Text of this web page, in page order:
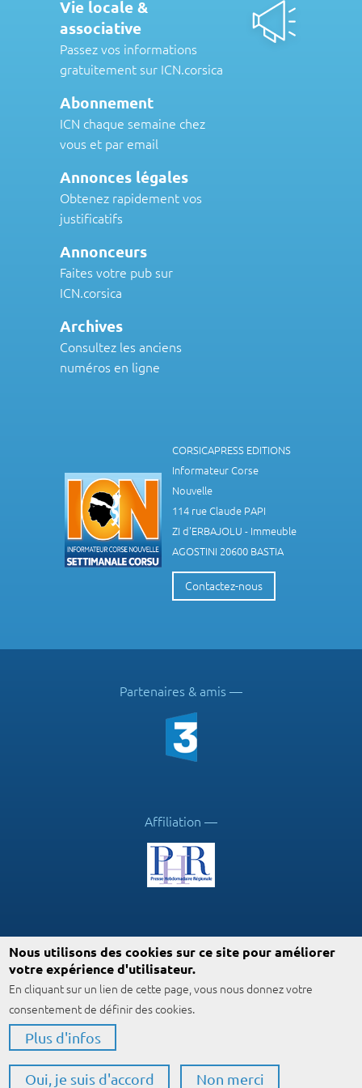
Vie locale &
associative
Passez vos informations
gratuitement sur ICN.corsica
Abonnement
ICN chaque semaine chez
vous et par email
Annonces légales
Obtenez rapidement vos
justificatifs
Annonceurs
Faites votre pub sur
ICN.corsica
Archives
Consultez les anciens
numéros en ligne
CORSICAPRESS EDITIONS
Informateur Corse
Nouvelle
114 rue Claude PAPI
ZI d'ERBAJOLU - Immeuble
AGOSTINI 20600 BASTIA
Contactez-nous
Partenaires & amis
Affiliation
Suivez ICN
Footer
© ICN™ 2024
Connexion
Nous utilisons des cookies sur ce site pour améliorer
votre expérience d'utilisateur.
En cliquant sur un lien de cette page, vous nous donnez votre
consentement de définir des cookies.
Plus d'infos
Oui, je suis d'accord Non merci